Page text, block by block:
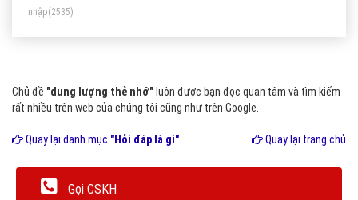
nhập(2535)
Chủ đề "dung lượng thẻ nhớ" luôn được bạn đọc quan tâm và tìm kiếm
rất nhiều trên web của chúng tôi cũng như trên Google.
Quay lại danh mục "Hỏi đáp là gì" Quay lại trang chủ
Gọi CSKH